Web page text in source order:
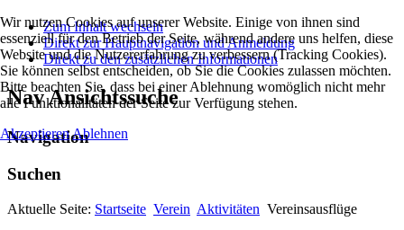
Zum Inhalt wechseln
Direkt zur Hauptnavigation und Anmeldung
Direkt zu den zusätzlichen Informationen
Nav Ansichtssuche
Navigation
Suchen
Aktuelle Seite: Startseite Verein Aktivitäten Vereinsausflüge
Wir nutzen Cookies auf unserer Website. Einige von ihnen sind
essenziell für den Betrieb der Seite, während andere uns helfen, diese
Website und die Nutzererfahrung zu verbessern (Tracking Cookies).
Sie können selbst entscheiden, ob Sie die Cookies zulassen möchten.
Bitte beachten Sie, dass bei einer Ablehnung womöglich nicht mehr
alle Funktionalitäten der Seite zur Verfügung stehen.
AkzeptierenAblehnen